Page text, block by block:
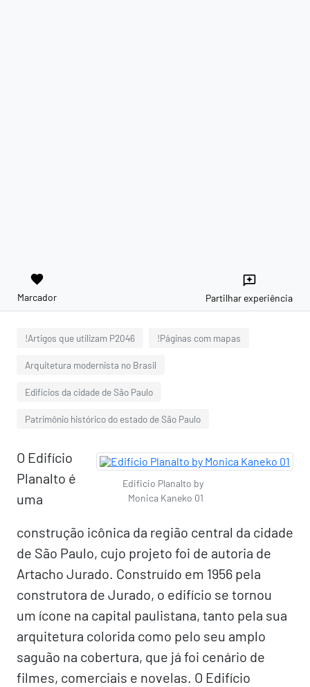
favorite
Marcador
reviews
Partilhar experiência
!Artigos que utilizam P2046 !Páginas com mapas
Arquitetura modernista no Brasil
Edifícios da cidade de São Paulo
Patrimônio histórico do estado de São Paulo
Edificio Planalto by
Monica Kaneko 01
O Edifício
Planalto é
uma
construção icônica da região central da cidade
de São Paulo, cujo projeto foi de autoria de
Artacho Jurado. Construído em 1956 pela
construtora de Jurado, o edifício se tornou
um ícone na capital paulistana, tanto pela sua
arquitetura colorida como pelo seu amplo
saguão na cobertura, que já foi cenário de
filmes, comerciais e novelas. O Edifício